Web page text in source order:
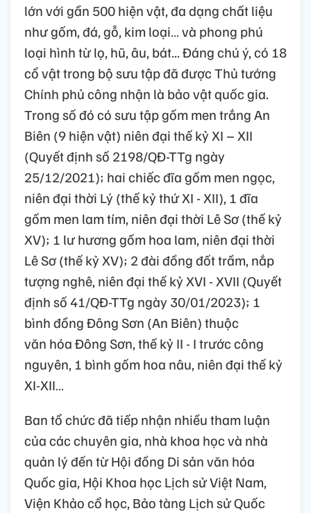
lớn với gần 500 hiện vật, đa dạng chất liệu
như gốm, đá, gỗ, kim loại… và phong phú
loại hình từ lọ, hũ, âu, bát... Đáng chú ý, có 18
cổ vật trong bộ sưu tập đã được Thủ tướng
Chính phủ công nhận là bảo vật quốc gia.
Trong số đó có sưu tập gốm men trắng An
Biên (9 hiện vật) niên đại thế kỷ XI – XII
(Quyết định số 2198/QĐ-TTg ngày
25/12/2021); hai chiếc đĩa gốm men ngọc,
niên đại thời Lý (thế kỷ thứ XI - XII), 1 đĩa
gốm men lam tím, niên đại thời Lê Sơ (thế kỷ
XV); 1 lư hương gốm hoa lam, niên đại thời
Lê Sơ (thế kỷ XV); 2 đài đồng đốt trầm, nắp
tượng nghê, niên đại thế kỷ XVI - XVII (Quyết
định số 41/QĐ-TTg ngày 30/01/2023); 1
bình đồng Đông Sơn (An Biên) thuộc
văn hóa Đông Sơn, thế kỷ II - I trước công
nguyên, 1 bình gốm hoa nâu, niên đại thế kỷ
XI-XII…
Ban tổ chức đã tiếp nhận nhiều tham luận
của các chuyên gia, nhà khoa học và nhà
quản lý đến từ Hội đồng Di sản văn hóa
Quốc gia, Hội Khoa học Lịch sử Việt Nam,
Viện Khảo cổ học, Bảo tàng Lịch sử Quốc